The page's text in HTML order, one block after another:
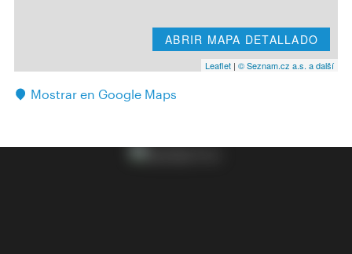
ABRIR MAPA DETALLADO
Leaflet | © Seznam.cz a.s. a další
Mostrar en Google Maps